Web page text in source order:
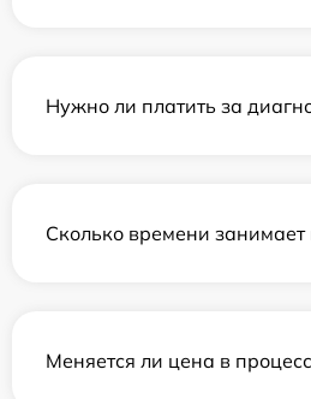
Нужно ли платить за
Сколько времени занимает
Меняется ли цена в